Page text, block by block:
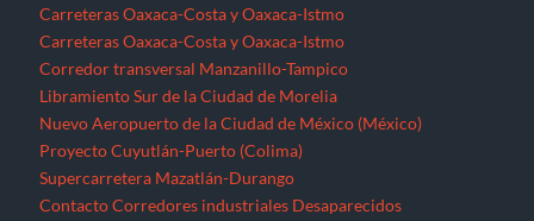
Carreteras Oaxaca-Costa y Oaxaca-Istmo
Carreteras Oaxaca-Costa y Oaxaca-Istmo
Corredor transversal Manzanillo-Tampico
Libramiento Sur de la Ciudad de Morelia
Nuevo Aeropuerto de la Ciudad de México (México)
Proyecto Cuyutlán-Puerto (Colima)
Supercarretera Mazatlán-Durango
Contacto Corredores industriales Desaparecidos